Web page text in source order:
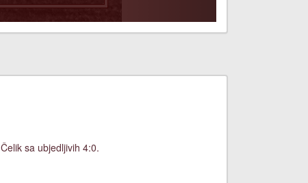
sa ubjedljivih 4:0.